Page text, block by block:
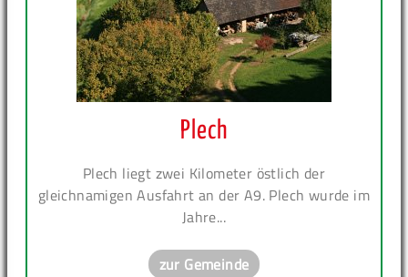
Plech
Plech liegt zwei Kilometer östlich der
gleichnamigen Ausfahrt an der A9. Plech wurde im
Jahre...
zur Gemeinde